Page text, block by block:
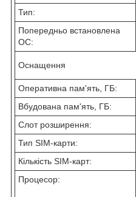
Тип:
Попередньо встановлена
ОС:
Оснащення
Оперативна пам'ять, ГБ:
Вбудована пам'ять, ГБ:
Слот розширення:
Тип SIM-карти:
Кількість SIM-карт:
Процесор: